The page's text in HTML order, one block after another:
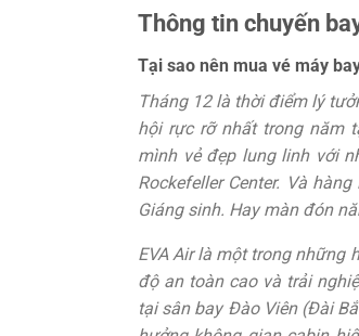
Thông tin chuyến
Tại sao nên mua vé máy
Tháng 12 là thời điểm lý
hội rực rỡ nhất trong năm
mình vẻ đẹp lung linh với
Rockefeller Center. Và
Giáng sinh. Hay màn đón
EVA Air là một trong những
độ an toàn cao và trải
tại sân bay Đào Viên (Đài